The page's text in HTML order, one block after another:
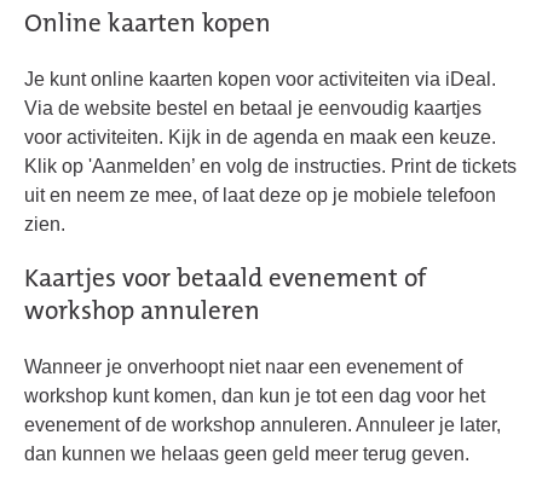
Online kaarten kopen
Je kunt online kaarten kopen voor activiteiten via iDeal.
Via de website bestel en betaal je eenvoudig kaartjes
voor activiteiten. Kijk in de agenda en maak een keuze.
Klik op 'Aanmelden’ en volg de instructies. Print de tickets
uit en neem ze mee, of laat deze op je mobiele telefoon
zien.
Kaartjes voor betaald evenement of
workshop annuleren
Wanneer je onverhoopt niet naar een evenement of
workshop kunt komen, dan kun je tot een dag voor het
evenement of de workshop annuleren. Annuleer je later,
dan kunnen we helaas geen geld meer terug geven.